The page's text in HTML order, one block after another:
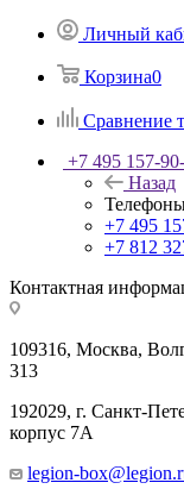
Личный
Корзина0
Сравнение
+7 495 157-
Назад
+7 495
+7 812
Контактная
109316, Москва,
313
192029, г. Санкт-
корпус 7А
legion-